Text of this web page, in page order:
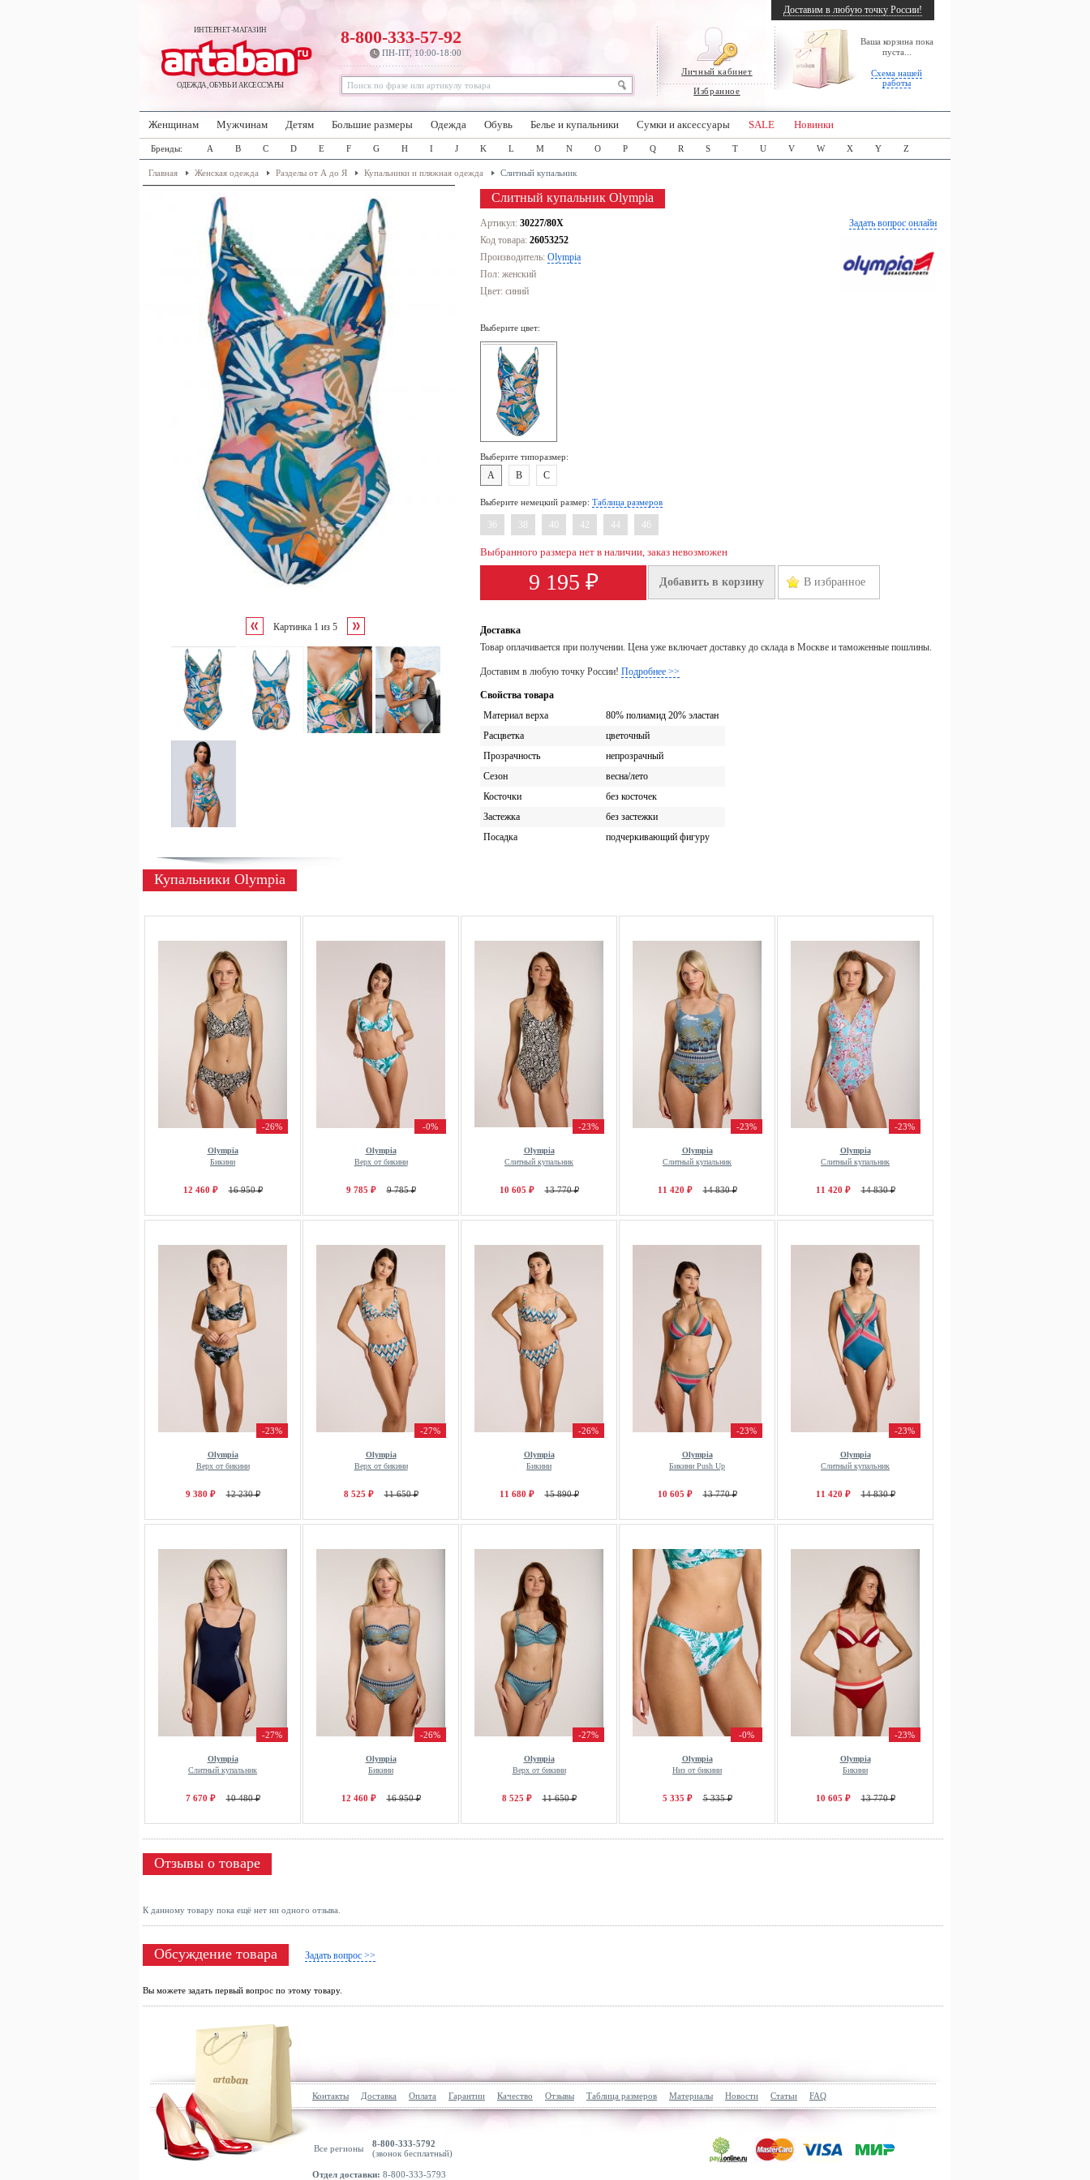
ИНТЕРНЕТ-МАГАЗИН
ОДЕЖДА, ОБУВЬ И АКСЕССУАРЫ
Личный кабинет
Избранное
Ваша корзина пока
пуста...
Схема нашей
работы
8-800-333-57-92
ПН-ПТ, 10:00-18:00
Доставим в любую точку России!
Женщинам Мужчинам Детям Большие размеры Одежда Обувь Белье и купальники Сумки и аксессуары SALE Новинки
Бренды: A B C D E F G H I J K L M N O P Q R S T U V W X Y Z
Главная Женская одежда Разделы от А до Я Купальники и пляжная одежда Слитный купальник
Картинка 1 из 5
Слитный купальник Olympia
Задать вопрос онлайн
Артикул: 30227/80X
Код товара: 26053252
Производитель: Olympia
Пол: женский
Цвет: синий
Выберите цвет:
Выберите типоразмер:
A B C
Выберите немецкий размер: Таблица размеров
36 40 42 44 46
Выбранного размера нет в наличии, заказ невозможен
9 195 ₽ Добавить в корзину В избранное
Доставка
Товар оплачивается при получении. Цена уже включает доставку до склада в Москве и таможенные пошлины.
Доставим в любую точку России! Подробнее >>
Свойства товара
Материал верха
80% полиамид 20% эластан
Расцветка
цветочный
Прозрачность
непрозрачный
Сезон
весна/лето
Косточки
без косточек
Застежка
без застежки
Посадка
подчеркивающий фигуру
Купальники Olympia
-26%
Olympia
Бикини
12 460 ₽ 16 950 ₽
-0%
Olympia
Верх от бикини
9 785 ₽ 9 785 ₽
-23%
Olympia
Слитный купальник
10 605 ₽ 13 770 ₽
-23%
Olympia
Слитный купальник
11 420 ₽ 14 830 ₽
-23%
Olympia
Слитный купальник
11 420 ₽ 14 830 ₽
-23%
Olympia
Верх от бикини
9 380 ₽ 12 230 ₽
-27%
Olympia
Верх от бикини
8 525 ₽ 11 650 ₽
-26%
Olympia
Бикини
11 680 ₽ 15 890 ₽
-23%
Olympia
Бикини Push Up
10 605 ₽ 13 770 ₽
-23%
Olympia
Слитный купальник
11 420 ₽ 14 830 ₽
-27%
Olympia
Слитный купальник
7 670 ₽ 10 480 ₽
-26%
Olympia
Бикини
12 460 ₽ 16 950 ₽
-27%
Olympia
Верх от бикини
8 525 ₽ 11 650 ₽
-0%
Olympia
Низ от бикини
5 335 ₽ 5 335 ₽
-23%
Olympia
Бикини
10 605 ₽ 13 770 ₽
Отзывы о товаре
К данному товару пока ещё нет ни одного отзыва.
Обсуждение товара Задать вопрос >>
Вы можете задать первый вопрос по этому товару.
Контакты Доставка Оплата Гарантии Качество Отзывы Таблица размеров Материалы Новости Статьи FAQ
Все регионы
8-800-333-5792
(звонок бесплатный)
Отдел доставки: 8-800-333-5793